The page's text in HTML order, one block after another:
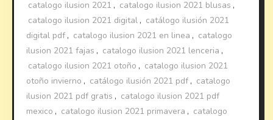
catalogo ilusion 2021 , catalogo ilusion 2021 blusas ,
catalogo ilusion 2021 digital , catálogo ilusión 2021
digital pdf , catalogo ilusion 2021 en linea , catalogo
ilusion 2021 fajas , catalogo ilusion 2021 lenceria ,
catalogo ilusion 2021 otoño , catalogo ilusion 2021
otoño invierno , catálogo ilusión 2021 pdf , catalogo
ilusion 2021 pdf gratis , catalogo ilusion 2021 pdf
mexico , catalogo ilusion 2021 primavera , catalogo